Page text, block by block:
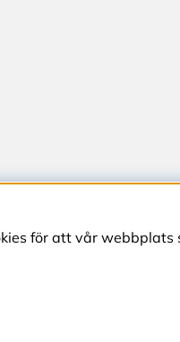
för att vår webbplats